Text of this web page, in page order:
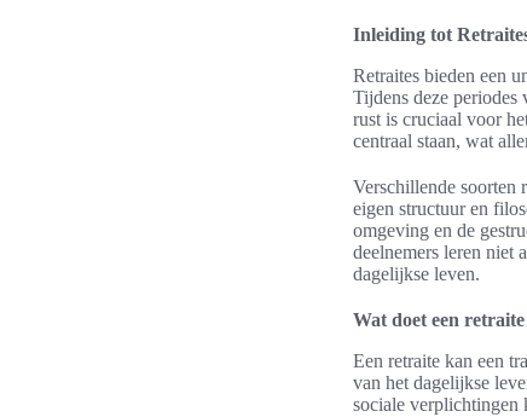
Inleiding tot
Retraites bieden een
Tijdens deze periodes
rust is cruciaal voor
centraal staan, wat
Verschillende soorten
eigen structuur en
omgeving en de
deelnemers leren niet
dagelijkse leven.
Wat doet een
Een retraite kan een
van het dagelijkse
sociale verplichtingen